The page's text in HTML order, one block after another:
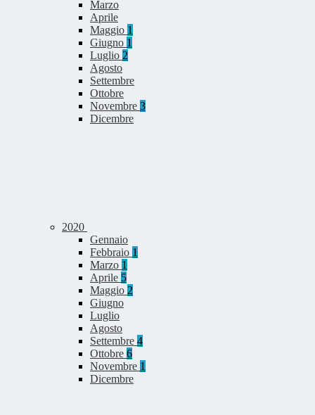
Marzo
Aprile
Maggio 1
Giugno 1
Luglio 2
Agosto
Settembre
Ottobre
Novembre 3
Dicembre
2020
Gennaio
Febbraio 1
Marzo 1
Aprile 5
Maggio 2
Giugno
Luglio
Agosto
Settembre 4
Ottobre 6
Novembre 1
Dicembre